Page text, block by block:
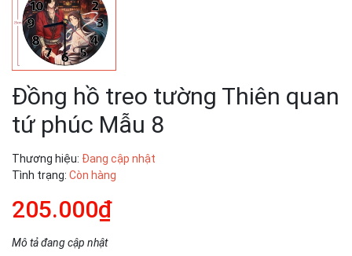
Đồng hồ treo tường Thiên quan
tứ phúc Mẫu 8
Thương hiệu: Đang cập nhật
Tình trạng: Còn hàng
205.000₫
Mô tả đang cập nhật